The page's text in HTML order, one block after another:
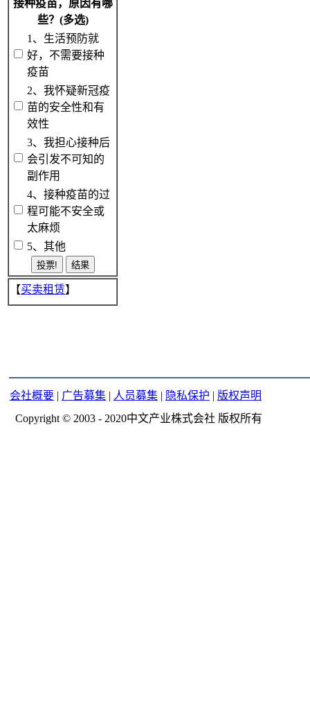
接种疫苗，原因有哪
些？(多选)
1、生活预防就
好，不需要接种
疫苗
2、我怀疑新冠疫
苗的安全性和有
效性
3、我担心接种后
会引发不可知的
副作用
4、接种疫苗的过
程可能不安全或
太麻烦
5、其他
【买卖租赁】
会社概要 | 广告募集 | 人员募集 | 隐私保护 | 版权声明
Copyright © 2003 - 2020中文产业株式会社 版权所有